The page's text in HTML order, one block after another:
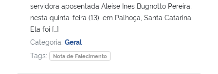
servidora aposentada Aleise Ines Bugnotto Pereira,
nesta quinta-feira (13), em Palhoça, Santa Catarina.
Ela foi […]
Categoria: Geral
Tags:
Nota de Falecimento